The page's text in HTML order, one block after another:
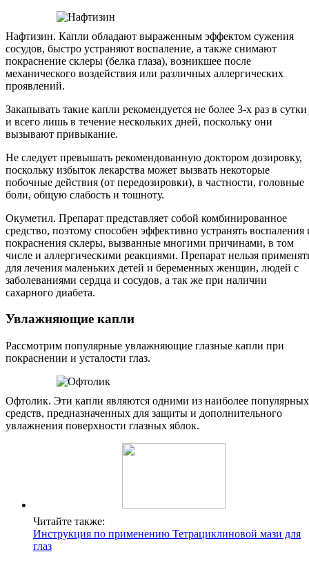
Нафтизин. Капли обладают выраженным эффектом сужения
сосудов, быстро устраняют воспаление, а также снимают
покраснение склеры (белка глаза), возникшее после
механического воздействия или различных аллергических
проявлений.
Закапывать такие капли рекомендуется не более 3-х раз в сутки
и всего лишь в течение нескольких дней, поскольку они
вызывают привыкание.
Не следует превышать рекомендованную доктором дозировку,
поскольку избыток лекарства может вызвать некоторые
побочные действия (от передозировки), в частности, головные
боли, общую слабость и тошноту.
Окуметил. Препарат представляет собой комбинированное
средство, поэтому способен эффективно устранять воспаления
покраснения склеры, вызванные многими причинами, в том
числе и аллергическими реакциями. Препарат нельзя
для лечения маленьких детей и беременных женщин, людей с
заболеваниями сердца и сосудов, а так же при наличии
сахарного диабета.
Увлажняющие капли
Рассмотрим популярные увлажняющие глазные капли при
покраснении и усталости глаз.
Офтолик. Эти капли являются одними из наиболее популярных
средств, предназначенных для защиты и дополнительного
увлажнения поверхности глазных яблок.
Читайте также:
Инструкция по применению Тетрациклиновой мази для
глаз